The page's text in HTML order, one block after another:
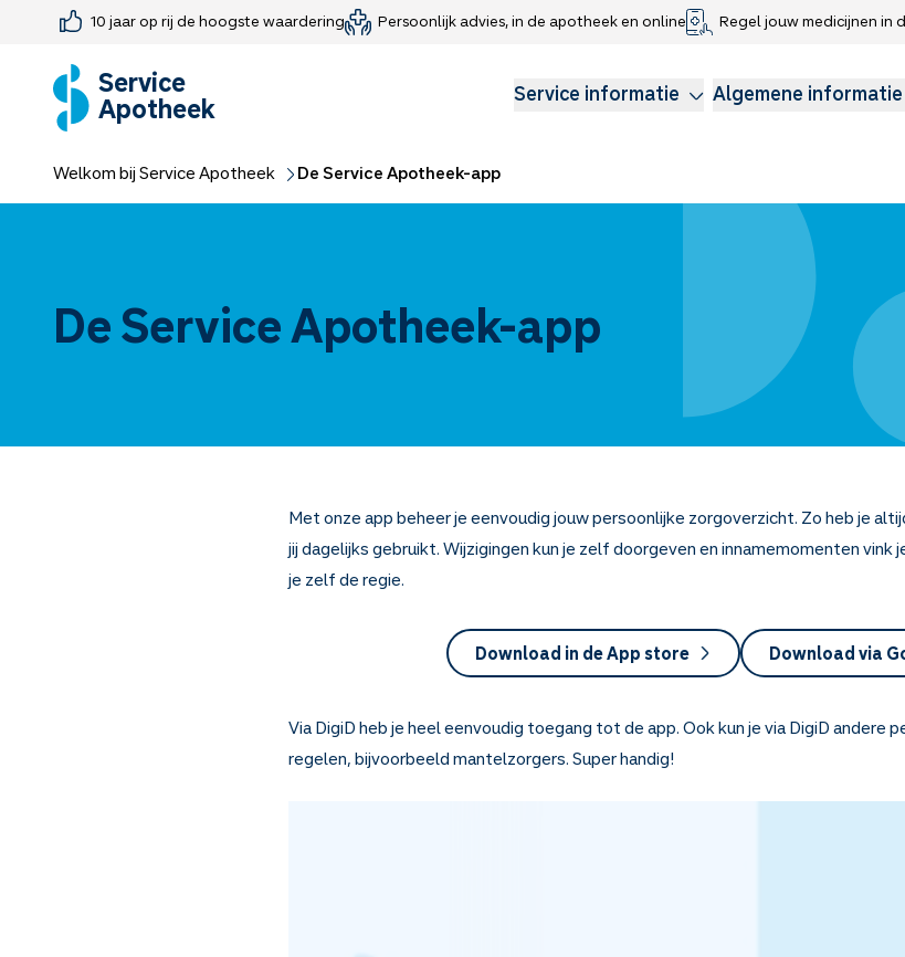
10 jaar op rij de hoogste waardering Persoonlijk advies, in de apotheek en online Regel jouw medicijnen in
Service
Apotheek Service informatie Algemene informatie
Farmaceutisch consult
Medicijn-APK
Webshop
Jouw medische gegevens delen
Klachtenregeling
Medicijnen voor kinderen
Longzorg
Welkom bij Service Apotheek De Service Apotheek-app
De Service Apotheek-app
Met onze app beheer je eenvoudig jouw persoonlijke zorgoverzicht. Zo heb je
jij dagelijks gebruikt. Wijzigingen kun je zelf doorgeven en innamemomenten vink
je zelf de regie.
Download in de App store Download via
Via DigiD heb je heel eenvoudig toegang tot de app. Ook kun je via DigiD andere
regelen, bijvoorbeeld mantelzorgers. Super handig!